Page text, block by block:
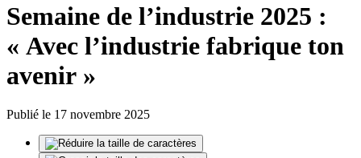
Semaine de l’industrie 2025 :
« Avec l’industrie fabrique ton
avenir »
Publié le 17 novembre 2025